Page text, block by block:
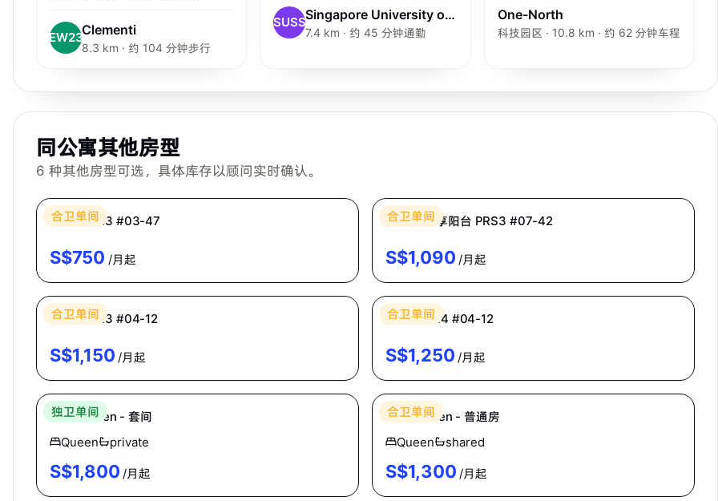
EW23Clementi
8.3 km · 约 104 分钟步行
SUSS Singapore University of Social Sciences
7.4 km · 约 45 分钟通勤
One-North
科技园区 · 10.8 km · 约 62 分钟车程
同公寓其他房型
6 种其他房型可选，具体库存以顾问实时确认。
合卫单间
Bespoke Habitat 共居
普通房 CR3 #03-47
S$750 /月起
合卫单间
高级房·共享阳台 PRS3 #07-42
S$1,090 /月起
合卫单间
普通房 CR3 #04-12
S$1,150 /月起
合卫单间
普通房 CR4 #04-12
S$1,250 /月起
独卫单间
The Warren - 套间
Queen
private
S$1,800 /月起
合卫单间
The Warren - 普通房
Queen
shared
S$1,300 /月起